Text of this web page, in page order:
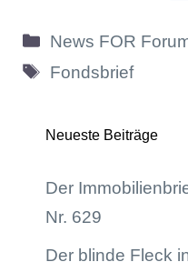
Kategorien
News FOR
Schlagwörter
Fondsbrief
Neueste Beiträge
Der
Nr. 629
Der blinde Fleck